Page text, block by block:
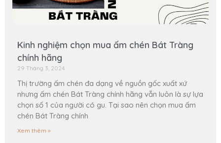
Kinh nghiệm chọn mua ấm chén Bát Tràng
chính hãng
29 Tháng 3, 2024
Thị trường ấm chén đa dạng về nguồn gốc xuất xứ
nhưng ấm chén Bát Tràng chính hãng vẫn luôn là sự lựa
chọn số 1 của người có gu. Tại sao nên chọn mua ấm
chén Bát Tràng chính
Xem thêm »